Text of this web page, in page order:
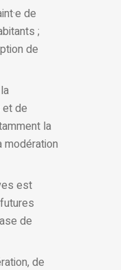
de
;
de
et de
la
modération
est
de
de